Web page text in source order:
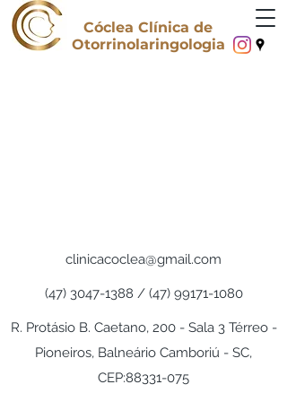
Cóclea Clínica de
Otorrinolaringologia
clinicacoclea@gmail.com
(47) 3047-1388 / (47) 99171-1080
R. Protásio B. Caetano, 200 - Sala 3 Térreo -
Pioneiros, Balneário Camboriú - SC,
CEP:88331-075